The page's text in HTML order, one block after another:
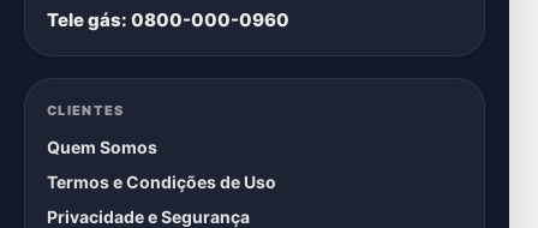
Tele gás: 0800-000-0960
CLIENTES
Quem Somos
Termos e Condições de Uso
Privacidade e Segurança